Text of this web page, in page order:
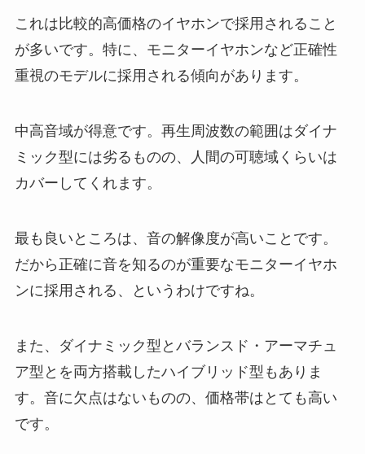
これは比較的高価格のイヤホンで採用されること
が多いです。特に、モニターイヤホンなど正確性
重視のモデルに採用される傾向があります。
中高音域が得意です。再生周波数の範囲はダイナ
ミック型には劣るものの、人間の可聴域くらいは
カバーしてくれます。
最も良いところは、音の解像度が高いことです。
だから正確に音を知るのが重要なモニターイヤホ
ンに採用される、というわけですね。
また、ダイナミック型とバランスド・アーマチュ
ア型とを両方搭載したハイブリッド型 もありま
す。音に欠点はないものの、価格帯はとても高い
です。